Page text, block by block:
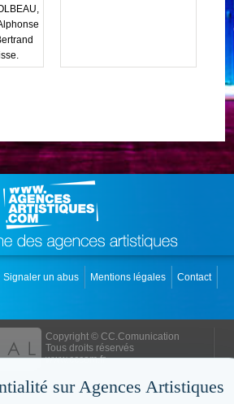
Signaler un abus Mentions légales
Contact
Copyright © CC.Comunication
Tous droits réservés
www.cccom.fr
sur Agences Artistiques